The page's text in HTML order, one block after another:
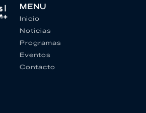
MENU
Inicio
Noticias
Programas
Eventos
Contacto